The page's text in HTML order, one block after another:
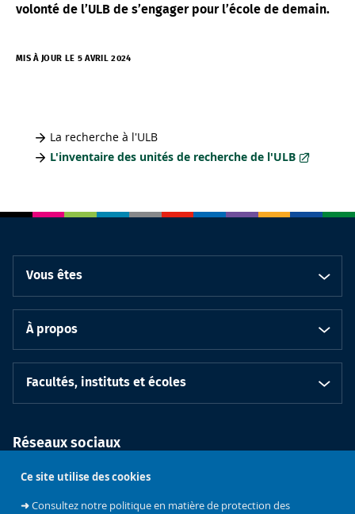
Ce site utilise des cookies
➜Consultez notre politique en matière de protection des
volonté de l’ULB de s’engager pour l’école de demain.
MIS À JOUR LE 5 AVRIL 2024
La recherche à l'ULB
L'inventaire des unités de recherche de l'ULB
Vous êtes
À propos
Facultés, instituts et écoles
Réseaux sociaux